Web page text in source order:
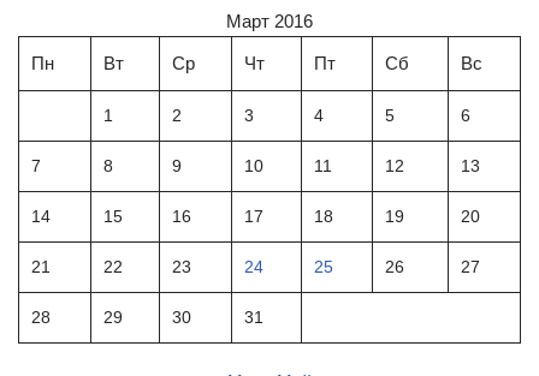
Март 2016
Пн Вт Ср Чт Пт Сб Вс
1 2 3 4 5 6
7 8 9 10 11 12 13
14 15 16 17 18 19 20
21 22 23 24 25 26 27
28 29 30 31